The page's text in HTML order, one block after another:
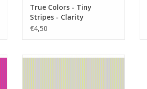
True Colors - Tiny
Stripes - Clarity
€4,50
ecru met felgele streep